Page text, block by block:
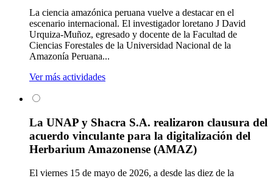
La ciencia amazónica peruana vuelve a destacar en el
escenario internacional. El investigador loretano J David
Urquiza-Muñoz, egresado y docente de la Facultad de
Ciencias Forestales de la Universidad Nacional de la
Amazonía Peruana...
Ver más actividades
La UNAP y Shacra S.A. realizaron clausura del
acuerdo vinculante para la digitalización del
Herbarium Amazonense (AMAZ)
El viernes 15 de mayo de 2026, a desde las diez de la